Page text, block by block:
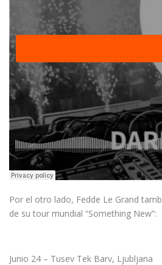
Por el otro lado, Fedde Le Grand
de su tour mundial “Something New”:
Junio 24 – Tusev Tek Barv, Ljubljana